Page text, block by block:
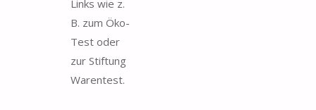
Links wie z.
B. zum Öko-
Test oder
zur Stiftung
Warentest.